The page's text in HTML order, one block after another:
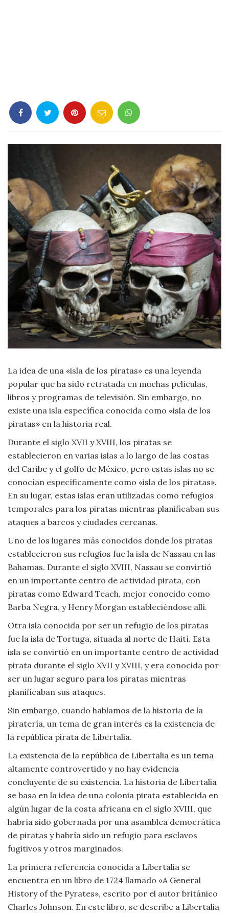
Gastronomía
Leyes
Literatura
Moda
Tendencias
Naturaleza
Psicología
Religión
Salud
Sociología
Universo
Viajar
La idea de una «isla de los piratas» es una leyenda
popular que ha sido retratada en muchas películas,
libros y programas de televisión. Sin embargo, no
existe una isla específica conocida como «isla de los
piratas» en la historia real.
Durante el siglo XVII y XVIII, los piratas se
establecieron en varias islas a lo largo de las costas
del Caribe y el golfo de México, pero estas islas no se
conocían específicamente como «isla de los piratas».
En su lugar, estas islas eran utilizadas como refugios
temporales para los piratas mientras planificaban sus
ataques a barcos y ciudades cercanas.
Uno de los lugares más conocidos donde los piratas
establecieron sus refugios fue la isla de Nassau en las
Bahamas. Durante el siglo XVIII, Nassau se convirtió
en un importante centro de actividad pirata, con
piratas como Edward Teach, mejor conocido como
Barba Negra, y Henry Morgan estableciéndose allí.
Otra isla conocida por ser un refugio de los piratas
fue la isla de Tortuga, situada al norte de Haití. Esta
isla se convirtió en un importante centro de actividad
pirata durante el siglo XVII y XVIII, y era conocida por
ser un lugar seguro para los piratas mientras
planificaban sus ataques.
Sin embargo, cuando hablamos de la historia de la
piratería, un tema de gran interés es la existencia de
la república pirata de Libertalia.
La existencia de la república de Libertalia es un tema
altamente controvertido y no hay evidencia
concluyente de su existencia. La historia de Libertalia
se basa en la idea de una colonia pirata establecida en
algún lugar de la costa africana en el siglo XVIII, que
habría sido gobernada por una asamblea democrática
de piratas y habría sido un refugio para esclavos
fugitivos y otros marginados.
La primera referencia conocida a Libertalia se
encuentra en un libro de 1724 llamado «A General
History of the Pyrates», escrito por el autor británico
Charles Johnson. En este libro, se describe a Libertalia